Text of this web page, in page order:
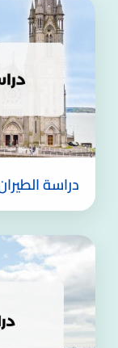
دراسة